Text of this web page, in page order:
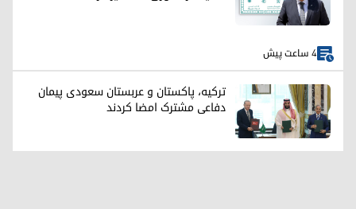
4 ساعت پیش
ترکیه، پاکستان و عربستان سعودی پیمان
دفاعی مشترک امضا کردند